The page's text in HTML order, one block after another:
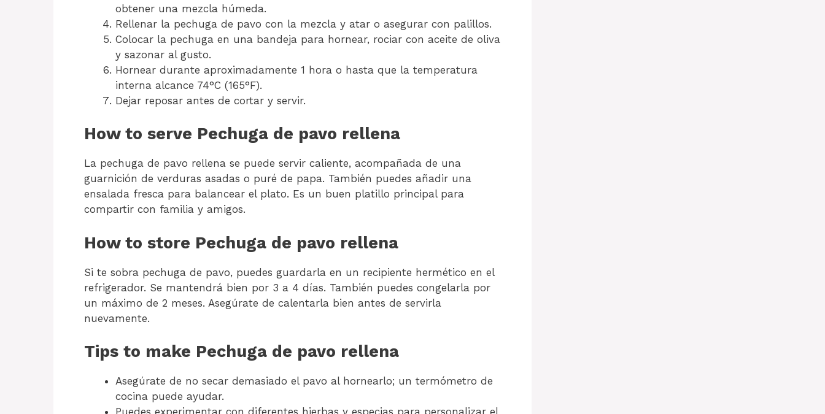
obtener una mezcla húmeda.
Rellenar la pechuga de pavo con la mezcla y atar o asegurar con palillos.
Colocar la pechuga en una bandeja para hornear, rociar con aceite de oliva
y sazonar al gusto.
Hornear durante aproximadamente 1 hora o hasta que la temperatura
interna alcance 74°C (165°F).
Dejar reposar antes de cortar y servir.
How to serve Pechuga de pavo rellena
La pechuga de pavo rellena se puede servir caliente, acompañada de una
guarnición de verduras asadas o puré de papa. También puedes añadir una
ensalada fresca para balancear el plato. Es un buen platillo principal para
compartir con familia y amigos.
How to store Pechuga de pavo rellena
Si te sobra pechuga de pavo, puedes guardarla en un recipiente hermético en el
refrigerador. Se mantendrá bien por 3 a 4 días. También puedes congelarla por
un máximo de 2 meses. Asegúrate de calentarla bien antes de servirla
nuevamente.
Tips to make Pechuga de pavo rellena
Asegúrate de no secar demasiado el pavo al hornearlo; un termómetro de
cocina puede ayudar.